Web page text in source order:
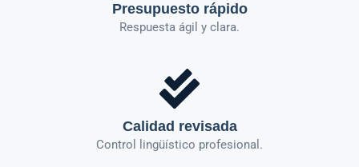
Presupuesto rápido
Respuesta ágil y clara.
Calidad revisada
Control lingüístico profesional.